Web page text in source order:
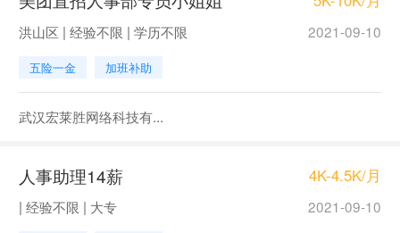
洪山区 | 经验不限 | 学历不限 2021-09-10
五险一金 加班补助
武汉宏莱胜网络科技有...
人事助理14薪 4K-4.5K/月
| 经验不限 | 大专 2021-09-10